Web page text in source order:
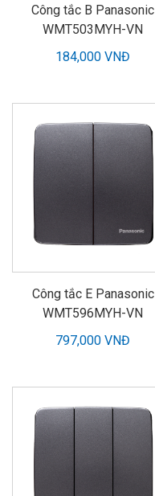
Công tắc B Panasonic
WMT503MYH-VN
184,000 VNĐ
Công tắc E Panasonic
WMT596MYH-VN
797,000 VNĐ